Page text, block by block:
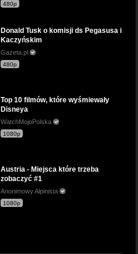
480p
Donald Tusk o komisji ds Pegasusa i
Kaczyńskim
Gazeta.pl
480p
Top 10 filmów, które wyśmiewały
Disneya
WatchMojoPolska
1080p
Austria - Miejsca które trzeba
zobaczyć #1
Anonimowy Alpinista
1080p